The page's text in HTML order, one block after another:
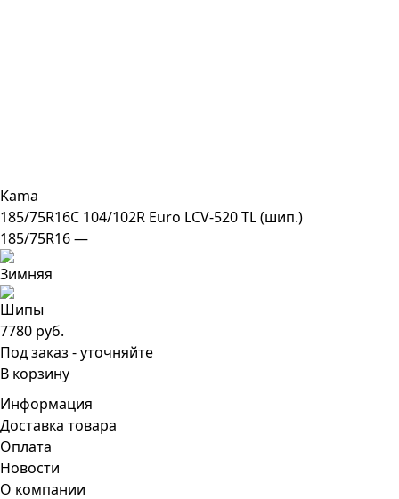
Kama
185/75R16C 104/102R Euro LCV-520 TL (шип.)
185/75R16 —
7780 руб.
Под заказ - уточняйте
В корзину
Информация
Доставка товара
Оплата
Новости
О компании